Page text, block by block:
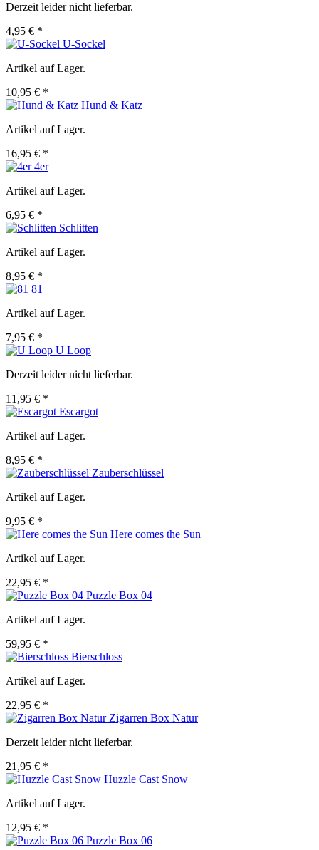
Derzeit leider nicht lieferbar.
4,95 € *
U-Sockel
Artikel auf Lager.
10,95 € *
Hund & Katz
Artikel auf Lager.
16,95 € *
4er
Artikel auf Lager.
6,95 € *
Schlitten
Artikel auf Lager.
8,95 € *
81
Artikel auf Lager.
7,95 € *
U Loop
Derzeit leider nicht lieferbar.
11,95 € *
Escargot
Artikel auf Lager.
8,95 € *
Zauberschlüssel
Artikel auf Lager.
9,95 € *
Here comes the Sun
Artikel auf Lager.
22,95 € *
Puzzle Box 04
Artikel auf Lager.
59,95 € *
Bierschloss
Artikel auf Lager.
22,95 € *
Zigarren Box Natur
Derzeit leider nicht lieferbar.
21,95 € *
Huzzle Cast Snow
Artikel auf Lager.
12,95 € *
Puzzle Box 06